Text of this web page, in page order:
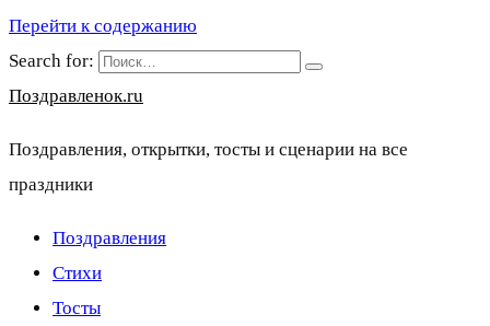
Перейти к содержанию
Search for:
Поздравленок.ru
Поздравления, открытки, тосты и сценарии на все
праздники
Поздравления
Стихи
Тосты